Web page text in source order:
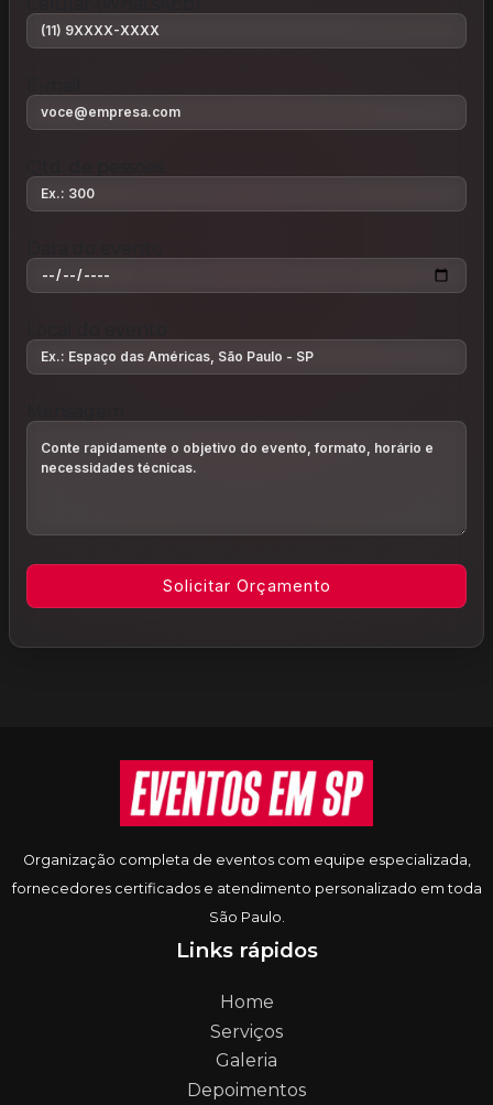
Informações do rodapé
Organização completa de eventos com equipe especializada,
fornecedores certificados e atendimento personalizado em toda
São Paulo.
Links rápidos
Home
Serviços
Galeria
Depoimentos